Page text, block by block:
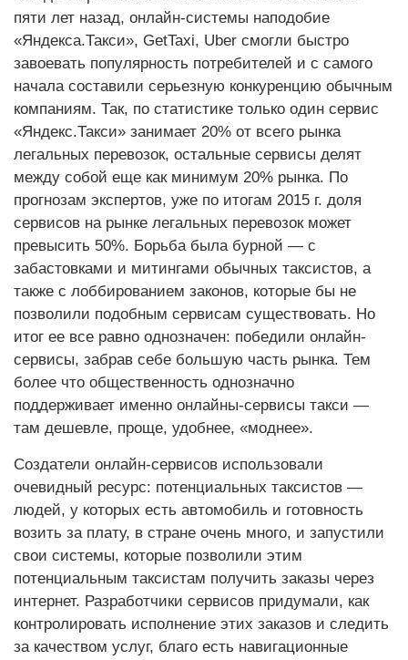
пяти лет назад, онлайн-системы наподобие
«Яндекса.Такси», GetTaxi, Uber смогли быстро
завоевать популярность потребителей и с самого
начала составили серьезную конкуренцию обычным
компаниям. Так, по статистике только один сервис
«Яндекс.Такси» занимает 20% от всего рынка
легальных перевозок, остальные сервисы делят
между собой еще как минимум 20% рынка. По
прогнозам экспертов, уже по итогам 2015 г. доля
сервисов на рынке легальных перевозок может
превысить 50%. Борьба была бурной — с
забастовками и митингами обычных таксистов, а
также с лоббированием законов, которые бы не
позволили подобным сервисам существовать. Но
итог ее все равно однозначен: победили онлайн-
сервисы, забрав себе большую часть рынка. Тем
более что общественность однозначно
поддерживает именно онлайны-сервисы такси —
там дешевле, проще, удобнее, «моднее».
Создатели онлайн-сервисов использовали
очевидный ресурс: потенциальных таксистов —
людей, у которых есть автомобиль и готовность
возить за плату, в стране очень много, и запустили
свои системы, которые позволили этим
потенциальным таксистам получить заказы через
интернет. Разработчики сервисов придумали, как
контролировать исполнение этих заказов и следить
за качеством услуг, благо есть навигационные